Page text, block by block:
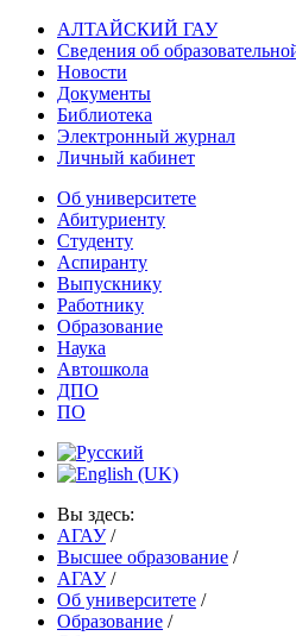
АЛТАЙСКИЙ ГАУ
Сведения об
Новости
Документы
Библиотека
Электронный журнал
Личный кабинет
Об университете
Абитуриенту
Студенту
Аспиранту
Выпускнику
Работнику
Образование
Наука
Автошкола
ДПО
ПО
Вы здесь:
АГАУ /
Высшее образование /
АГАУ /
Об университете /
Образование /